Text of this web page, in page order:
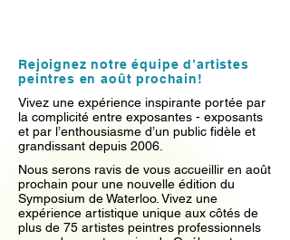
Rejoignez notre équipe d’artistes
peintres en août prochain!
Vivez une expérience inspirante portée par
la complicité entre exposantes - exposants
et par l’enthousiasme d’un public fidèle et
grandissant depuis 2006.
Nous serons ravis de vous accueillir en août
prochain pour une nouvelle édition du
Symposium de Waterloo.​ Vivez une
expérience artistique unique aux côtés de
plus de 75 artistes peintres professionnels